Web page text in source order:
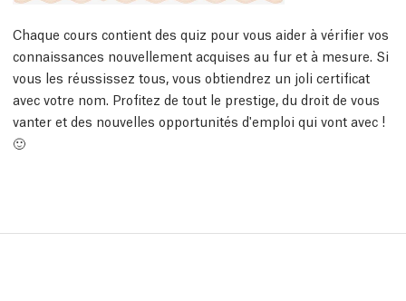
Chaque cours contient des quiz pour vous aider à vérifier vos
connaissances nouvellement acquises au fur et à mesure. Si
vous les réussissez tous, vous obtiendrez un joli certificat
avec votre nom. Profitez de tout le prestige, du droit de vous
vanter et des nouvelles opportunités d'emploi qui vont avec !
🙂